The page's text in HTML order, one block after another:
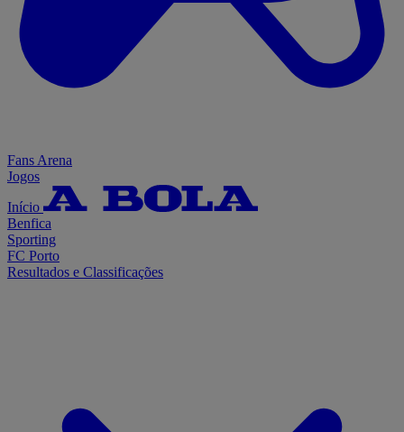
Fans Arena
Jogos
Início
Benfica
Sporting
FC Porto
Resultados e Classificações